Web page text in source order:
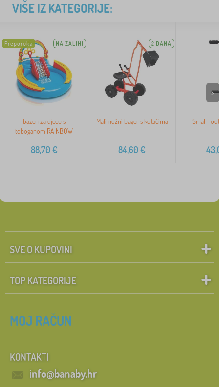
VIŠE IZ KATEGORIJE:
Preporuka NA ZALIHI
bazen za djecu s
toboganom RAINBOW
88,70 €
2 DANA
Mali nožni bager s kotačima
84,60 €
Small
>
SVE O KUPOVINI
TOP KATEGORIJE
MOJ RAČUN
KONTAKTI
info@banaby.hr